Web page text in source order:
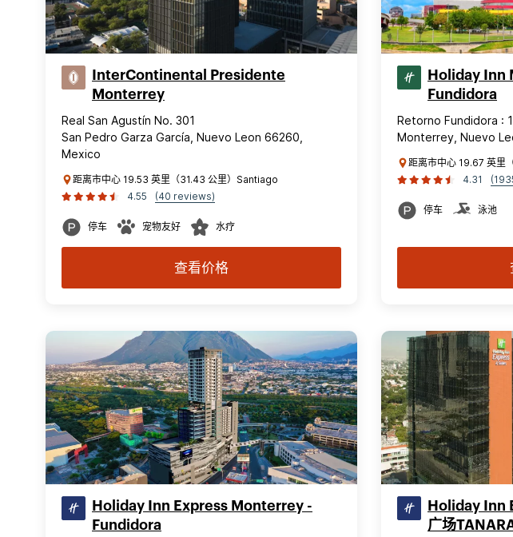
InterContinental Presidente
Monterrey
Real San Agustín No. 301
San Pedro Garza García, Nuevo Leon 66260,
Mexico
距离市中心 19.53 英里（31.43 公里）Santiago
4.55
(40 reviews)
停车 宠物友好 水疗
查看价格
Holiday Inn
Fundidora
Retorno Fundidora :
Monterrey, Nuevo
距离市中心 19.67 英里
4.31
停车 泳池
Holiday Inn Express Monterrey -
Fundidora
Holiday Inn
广场